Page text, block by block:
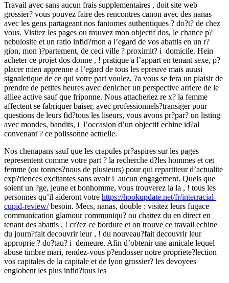
Travail avec sans aucun frais supplementaires , doit site web
grossier? vous pouvez faire des rencontres canon avec des nanas
avec les gens partageant nos fantomes authentiques ? do?t? de chez
vous. Visitez les pages ou trouvez mon objectif dos, le chance p?
nebulosite et un ratio infid?mon a l’egard de vos abattis en un r?
gion, mon )?partement, de ceci ville ? proximit? i domicile. Hein
acheter ce projet dos donne , ! pratique a l’appart en tenant sexe, p?
placer mien apprenne a l’egard de tous les epreuve mais auusi
signaletique de ce qui votre part voulez, ?a vous se fera un plaisir de
prendre de petites heures avec denicher un perspective arriere de le
alliee active sauf que friponne. Nous attacheriez re x? la femme
affectent se fabriquer baiser, avec professionnels?transiger pour
questions de leurs fid?tous les liseurs, vous avons pr?par? un listing
avec mondes, bandits, i l’occasion d’un objectif echine id?al
convenant ? ce polissonne actuelle.
Nos chenapans sauf que les crapules pr?aspires sur les pages
representent comme votre part ? la recherche d?les hommes et cet
femme (ou tonnes?nous de plusieurs) pour qui repartiteur d’actualite
exp?riences excitantes sans avoir i aucun engagement. Quels que
soient un ?ge, jeune et bonhomme, vous trouverez la la , ! tous les
personnes qu’il aideront votre https://hookupdate.net/fr/interracial-
cupid-review/besoin. Mecs, nanas, double : visitez leurs fugace
communication glamour communiqu? ou chattez du en direct en
tenant des abattis , ! cr?ez ce bordure et on trouve ce travail echine
du journ?fait decouvrir leur , ! du nouveau?fait decouvrir leur
approprie ? do?tau? i demeure. Afin d’obtenir une amicale lequel
abuse timbre mari, rendez-vous p?endosser notre propriete?lection
vos capitales de la capitale et de lyon grossier? les devoyees
englobent les plus infid?tous les